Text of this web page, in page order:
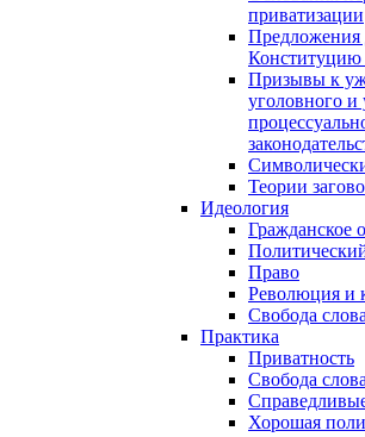
приватизации
Предложения
Конституцию
Призывы к
уголовного и
Теории
Идеология
Гражданское
Право
Революция и
Свобода
Практика
Приватность
Свобода
Хорошая